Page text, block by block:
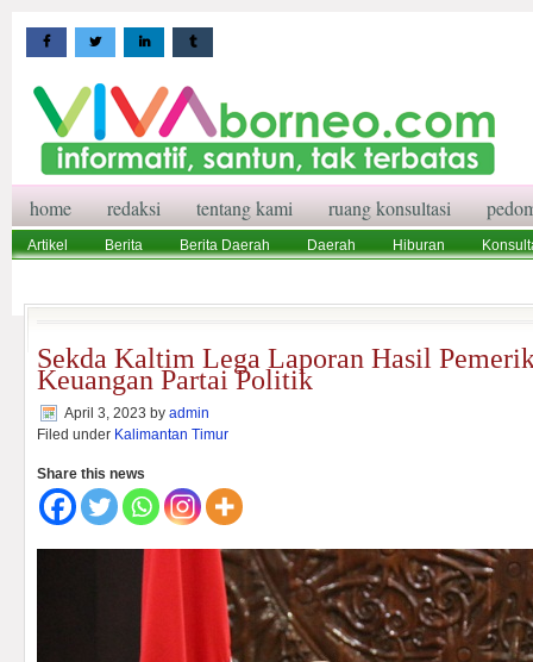
home redaksi tentang kami ruang konsultasi
Artikel Berita Berita Daerah Daerah Hiburan
Sekda Kaltim Lega Laporan Hasil
Keuangan Partai Politik
April 3, 2023 by admin
Filed under Kalimantan Timur
Share this news